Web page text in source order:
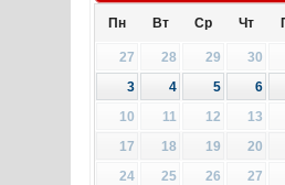
Пн Вт Ср Чт
27 28 29 30
3
4 5 6
10
11 12 13
17
18 19 20
24
25 26 27